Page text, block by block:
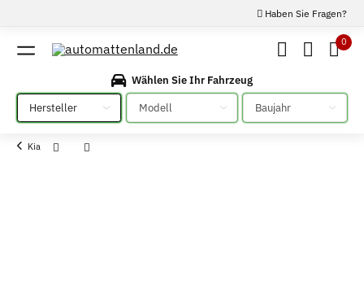
Haben Sie Fragen?
0
Wählen Sie Ihr Fahrzeug
Bitte auswählen
Bitte auswählen Bitte auswählen
Kia